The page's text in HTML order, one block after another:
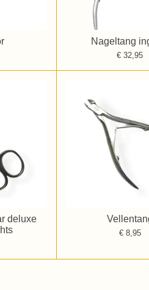
Nageltang
€ 32,95
deluxe
€ 8,95